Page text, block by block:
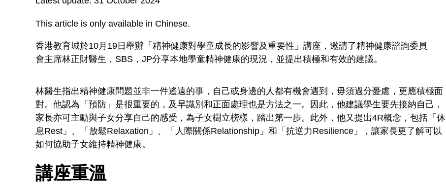
This article is only available in Chinese.
香港教育城於10月19日舉辦「精神健康對學童成長的影響及重要性」講座，邀請了精神健康諮詢委員
會主席林正財醫生，SBS，JP分享本地學童精神健康的現況，並提出積極和有效的建議。
林醫生指出精神健康問題並非一件遙遠的事，自己或身邊的人都有機會遇到，毋須過分憂慮，更應積極面
對。他認為「預防」是很重要的，及早識別和正面處理也是方法之一。因此，他建議學生要先接納自己，
家長亦可主動與子女分享自己的感受，為子女樹立榜樣，踏出第一步。此外，他又提出4R概念，包括「休
息Rest」、「放鬆Relaxation」、「人際關係Relationship」和「抗逆力Resilience」，讓家長更了解可以
如何協助子女維持精神健康。
講座重溫